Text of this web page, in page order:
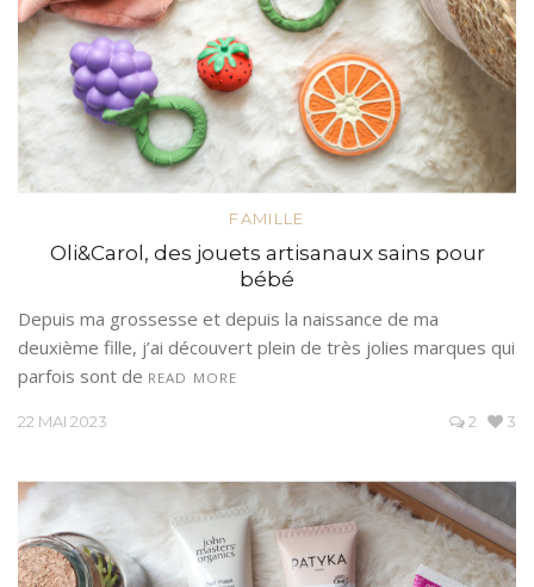
FAMILLE
Oli&Carol, des jouets artisanaux sains pour
bébé
Depuis ma grossesse et depuis la naissance de ma
deuxième fille, j’ai découvert plein de très jolies marques qui
parfois sont de READ MORE
22 MAI 2023 2 3